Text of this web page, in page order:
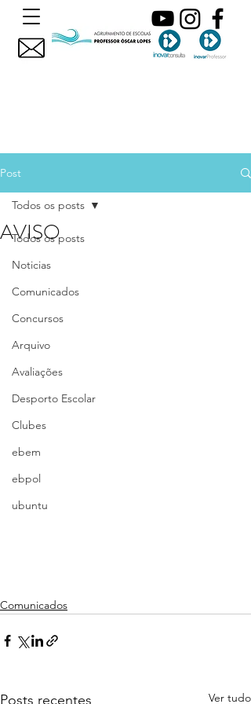
Post
Todos os posts
Noticias
Comunicados
Concursos
Arquivo
Avaliações
Desporto Escolar
Clubes
ebem
ebpol
ubuntu
Todos os posts
AVISO
Comunicados
Posts recentes Ver tudo